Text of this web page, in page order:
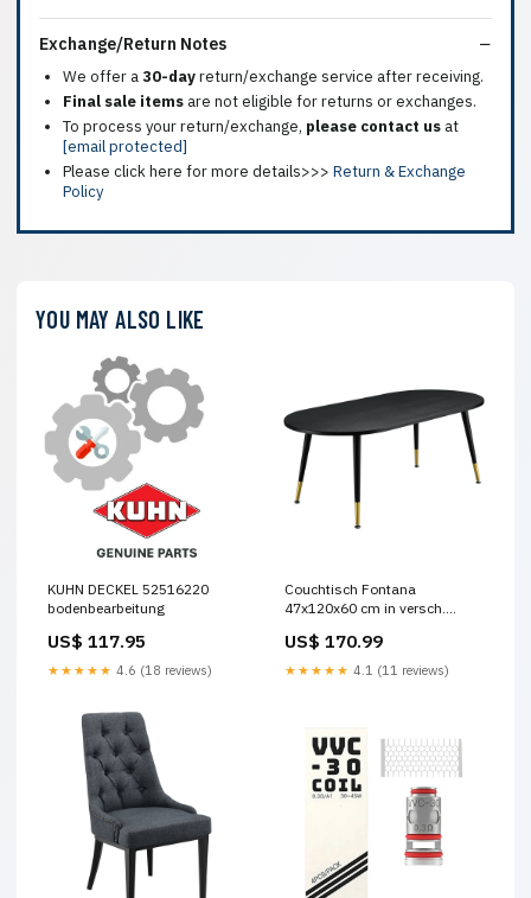
Exchange/Return Notes
We offer a30-dayreturn/exchange service after receiving.
Final sale items are not eligible for returns or exchanges.
To process your return/exchange, please contact us at
[email protected]
Please click here for more details>>> Return & Exchange
Policy
YOU MAY ALSO LIKE
KUHN DECKEL 52516220
bodenbearbeitung
US$ 117.95
★★★★★ 4.6 (18 reviews)
Couchtisch Fontana
47x120x60 cm in versch.
US$ 170.99
★★★★★ 4.1 (11 reviews)